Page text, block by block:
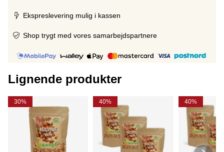
Ekspreslevering mulig i kassen
Shop trygt med vores samarbejdspartnere
Lignende produkter
30% 40% 40%